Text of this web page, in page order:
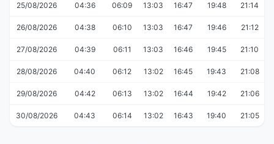
25/08/2026 04:36 06:09 13:03 16:47 19:48 21:14
26/08/2026 04:38 06:10 13:03 16:47 19:46 21:12
27/08/2026 04:39 06:11 13:03 16:46 19:45 21:10
28/08/2026 04:40 06:12 13:02 16:45 19:43 21:08
29/08/2026 04:42 06:13 13:02 16:44 19:42 21:06
30/08/2026 04:43 06:14 13:02 16:43 19:40 21:05